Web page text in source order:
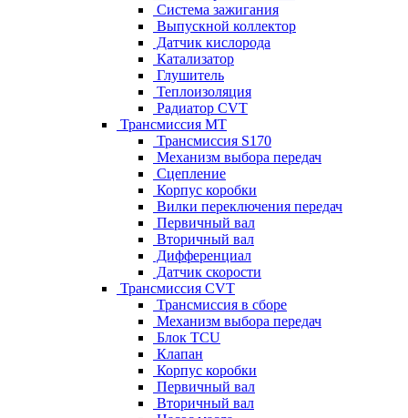
Система зажигания
Выпускной коллектор
Датчик кислорода
Катализатор
Глушитель
Теплоизоляция
Радиатор CVT
Трансмиссия MT
Трансмиссия S170
Механизм выбора передач
Сцепление
Корпус коробки
Вилки переключения передач
Первичный вал
Вторичный вал
Дифференциал
Датчик скорости
Трансмиссия CVT
Трансмиссия в сборе
Механизм выбора передач
Блок TCU
Клапан
Корпус коробки
Первичный вал
Вторичный вал